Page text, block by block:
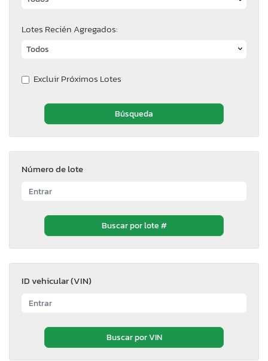
Lotes Recién Agregados:
Excluir Próximos Lotes
Número de lote
ID vehicular (VIN)